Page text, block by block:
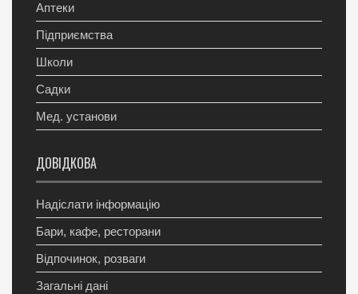
Аптеки
Підприємства
Школи
Садки
Мед. установи
ДОВІДКОВА
Надіслати інформацію
Бари, кафе, ресторани
Відпочинок, розваги
Загальні дані